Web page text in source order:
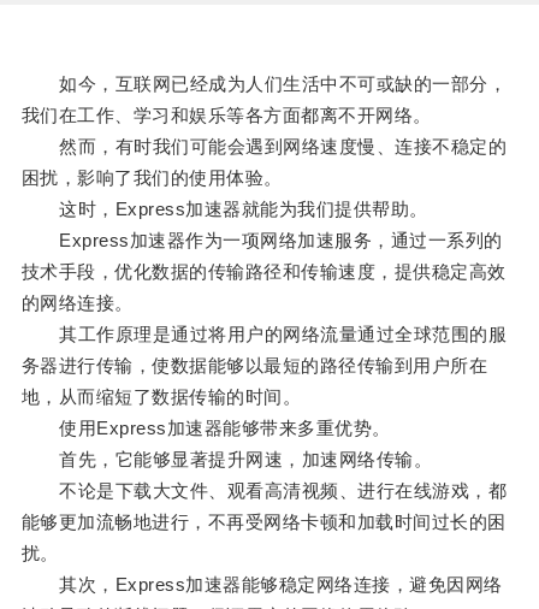
如今，互联网已经成为人们生活中不可或缺的一部分，
我们在工作、学习和娱乐等各方面都离不开网络。
然而，有时我们可能会遇到网络速度慢、连接不稳定的
困扰，影响了我们的使用体验。
这时，Express加速器就能为我们提供帮助。
Express加速器作为一项网络加速服务，通过一系列的
技术手段，优化数据的传输路径和传输速度，提供稳定高效
的网络连接。
其工作原理是通过将用户的网络流量通过全球范围的服
务器进行传输，使数据能够以最短的路径传输到用户所在
地，从而缩短了数据传输的时间。
使用Express加速器能够带来多重优势。
首先，它能够显著提升网速，加速网络传输。
不论是下载大文件、观看高清视频、进行在线游戏，都
能够更加流畅地进行，不再受网络卡顿和加载时间过长的困
扰。
其次，Express加速器能够稳定网络连接，避免因网络